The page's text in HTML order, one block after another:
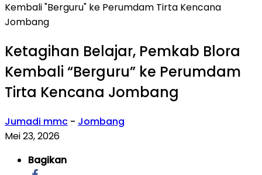
Kembali "Berguru" ke Perumdam Tirta Kencana
Jombang
Ketagihan Belajar, Pemkab Blora
Kembali “Berguru” ke Perumdam
Tirta Kencana Jombang
Jumadi mmc - Jombang
Mei 23, 2026
Bagikan